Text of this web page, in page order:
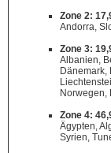
Zone 2:
Andorra,
Zone 3:
Albanien,
Dänemark,
Norwegen,
Zone 4:
Ägypten,
Syrien,